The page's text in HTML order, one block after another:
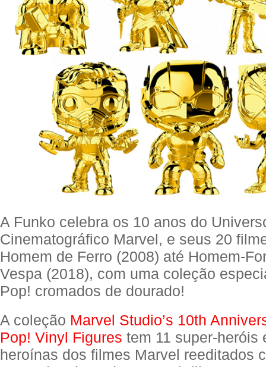
A Funko celebra os 10 anos do
Cinematográfico Marvel, e seus 20
Homem de Ferro (2008) até Homem-
Vespa (2018), com uma coleção
Pop! cromados de dourado!
A coleção Marvel Studio’s 10th
Pop! Vinyl Figures tem 11 super-heróis
heroínas dos filmes Marvel reeditados